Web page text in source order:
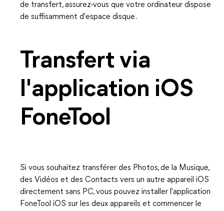
de transfert, assurez-vous que votre ordinateur dispose
de suffisamment d'espace disque.
Transfert via
l'application iOS
FoneTool
Si vous souhaitez transférer des Photos, de la Musique,
des Vidéos et des Contacts vers un autre appareil iOS
directement sans PC, vous pouvez installer l'application
FoneTool iOS sur les deux appareils et commencer le